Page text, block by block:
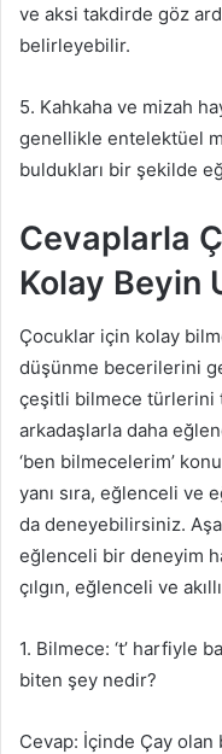
ve aksi takdirde göz
belirleyebilir.
5. Kahkaha ve mizah
genellikle entelektüel
buldukları bir şekilde
Cevaplarla
Kolay Beyin
Çocuklar için kolay
düşünme becerilerini
çeşitli bilmece türlerini
arkadaşlarla daha
‘ben bilmecelerim’
yanı sıra, eğlenceli ve
da deneyebilirsiniz.
eğlenceli bir deneyim
çılgın, eğlenceli ve
1. Bilmece: ‘t’ harfiyle
biten şey nedir?
Cevap: İçinde Çay olan